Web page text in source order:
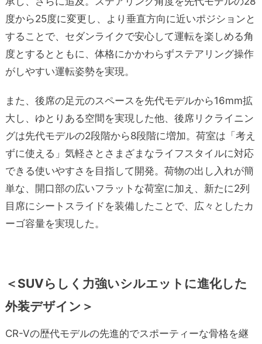
度から25度に変更し、より垂直方向に近いポジションと
することで、セダンライクで安心して運転を楽しめる角
度とするとともに、体格にかかわらずステアリング操作
がしやすい運転姿勢を実現。
また、後席の足元のスペースを先代モデルから16mm拡
大し、ゆとりある空間を実現した他、後席リクライニン
グは先代モデルの2段階から8段階に増加。荷室は「考え
ずに使える」気軽さとさまざまなライフスタイルに対応
できる使いやすさを目指して開発。荷物の出し入れが簡
単な、開口部の広いフラットな荷室に加え、新たに2列
目席にシートスライドを装備したことで、広々としたカ
ーゴ容量を実現した。
＜SUVらしく力強いシルエットに進化した
外装デザイン＞
CR-Vの歴代モデルの先進的でスポーティーな骨格を継